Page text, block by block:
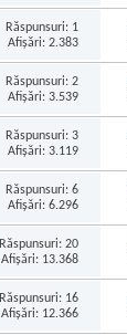
Răspunsuri: 1
Afişări: 2.383
Răspunsuri:2
Afişări: 3.539
Răspunsuri:3
Afişări: 3.119
Răspunsuri:6
Afişări: 6.296
Răspunsuri:20
Afişări: 13.368
Răspunsuri: 16
Afişări: 12.366